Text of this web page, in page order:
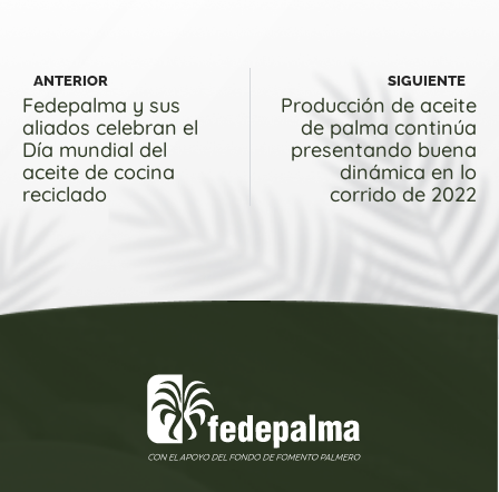
ANTERIOR
Fedepalma y sus
aliados celebran el
Día mundial del
aceite de cocina
reciclado
SIGUIENTE
Producción de aceite
de palma continúa
presentando buena
dinámica en lo
corrido de 2022